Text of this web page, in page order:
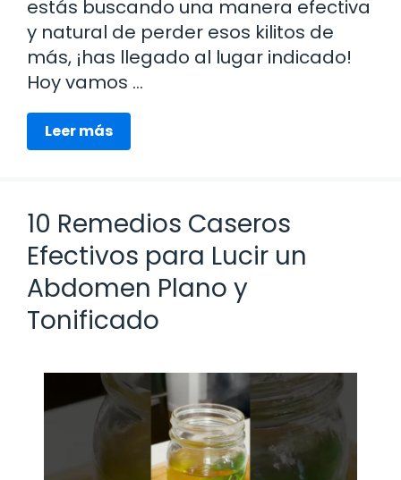
estás buscando una manera efectiva
y natural de perder esos kilitos de
más, ¡has llegado al lugar indicado!
Hoy vamos …
Leer más
10 Remedios Caseros
Efectivos para Lucir un
Abdomen Plano y
Tonificado